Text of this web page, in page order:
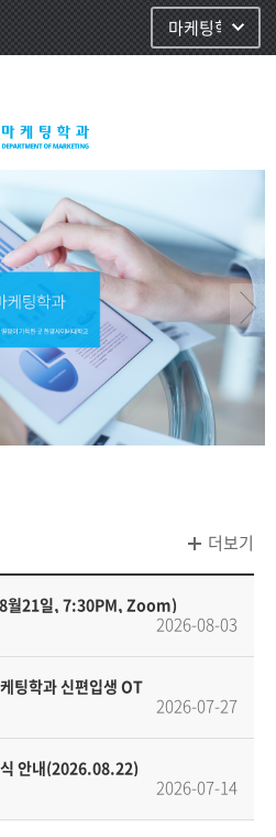
더보기
월21일, 7:30PM, Zoom)
2026-08-03
팅학과 신편입생 OT
2026-07-27
안내(2026.08.22)
2026-07-14